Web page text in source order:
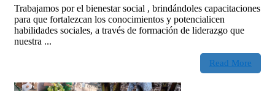
Trabajamos por el bienestar social , brindándoles capacitaciones
para que fortalezcan los conocimientos y potencialicen
habilidades sociales, a través de formación de liderazgo que
nuestra ...
Read More